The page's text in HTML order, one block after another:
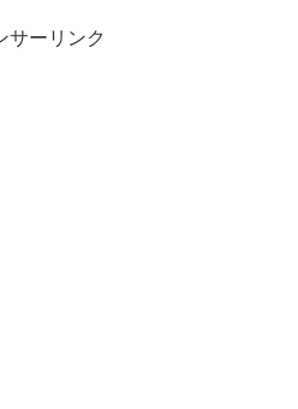
サーリンク